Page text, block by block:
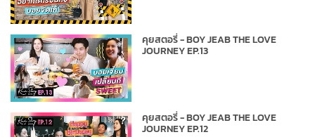
คุยสตอรี่ - BOY JEAB THE LOVE
JOURNEY EP.13
คุยสตอรี่ - BOY JEAB THE LOVE
JOURNEY EP.12